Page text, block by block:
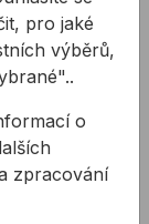
po
na bázi
a
pro jaké
výběrů,
o
zpracování